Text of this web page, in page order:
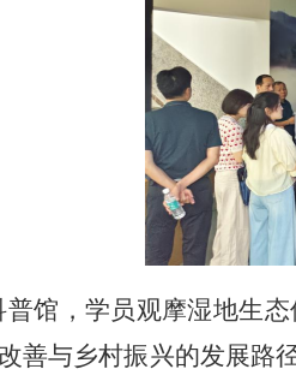
馆，学员观摩湿地生
善与乡村振兴的发展路